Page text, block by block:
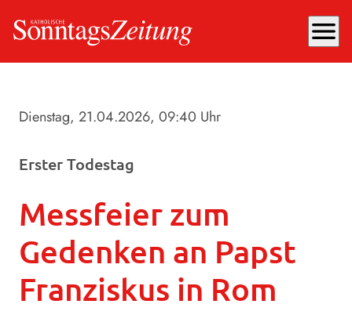
menu
Dienstag, 21.04.2026, 09:40 Uhr
Erster Todestag
Messfeier zum
Gedenken an Papst
Franziskus in Rom